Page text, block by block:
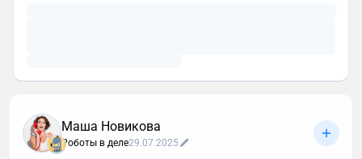
Маша Новикова
Роботы в деле29.07.2025